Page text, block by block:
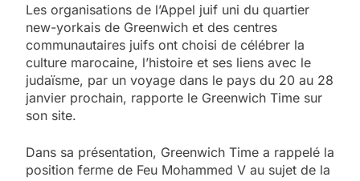
Les organisations de l’Appel juif uni du quartier
new-yorkais de Greenwich et des centres
communautaires juifs ont choisi de célébrer la
culture marocaine, l’histoire et ses liens avec le
judaïsme, par un voyage dans le pays du 20 au 28
janvier prochain, rapporte le Greenwich Time sur
son site.
Dans sa présentation, Greenwich Time a rappelé la
position ferme de Feu Mohammed V au sujet de la